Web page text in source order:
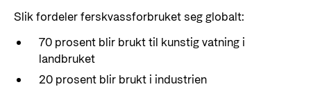
Slik fordeler ferskvassforbruket seg globalt:
70 prosent blir brukt til kunstig vatning i
landbruket
20 prosent blir brukt i industrien